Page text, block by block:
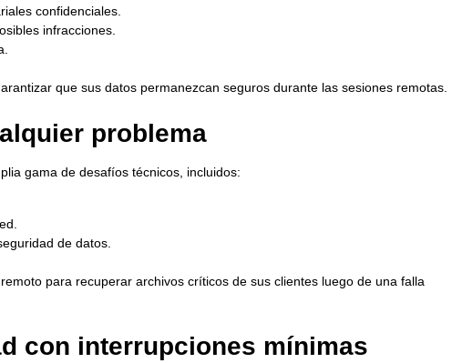
confidenciales.
infracciones.
que sus datos permanezcan seguros durante las sesiones remotas.
problema
gama de desafíos técnicos, incluidos:
de datos.
para recuperar archivos críticos de sus clientes luego de una falla
con interrupciones mínimas